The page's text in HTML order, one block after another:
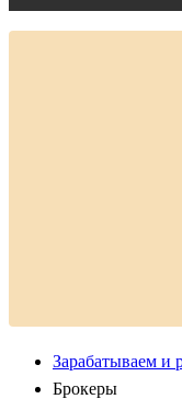
Зарабатываем и
Брокеры